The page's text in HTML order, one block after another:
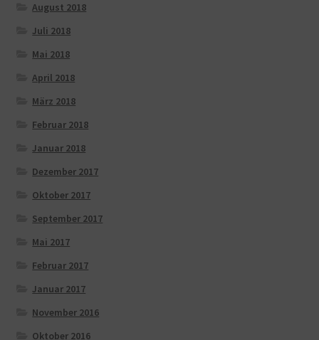
August 2018
Juli 2018
Mai 2018
April 2018
März 2018
Februar 2018
Januar 2018
Dezember 2017
Oktober 2017
September 2017
Mai 2017
Februar 2017
Januar 2017
November 2016
Oktober 2016